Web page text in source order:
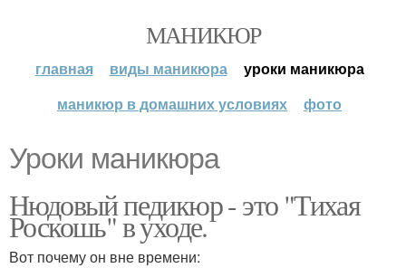
МАНИКЮР
главная виды маникюра
уроки маникюра
маникюр в домашних условиях
фото
Уроки маникюра
Нюдовый педикюр - это "Тихая
Роскошь" в уходе.
Вот почему он вне времени: